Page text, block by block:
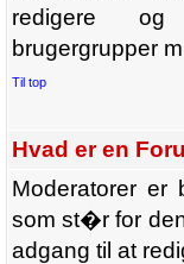
redigere og
brugergrupper
Til top
Hvad er en
Moderatorer er
som st�r for
adgang til at